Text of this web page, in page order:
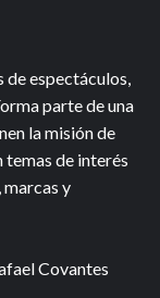
de espectáculos,
parte de una
la misión de
de interés
y
Covantes